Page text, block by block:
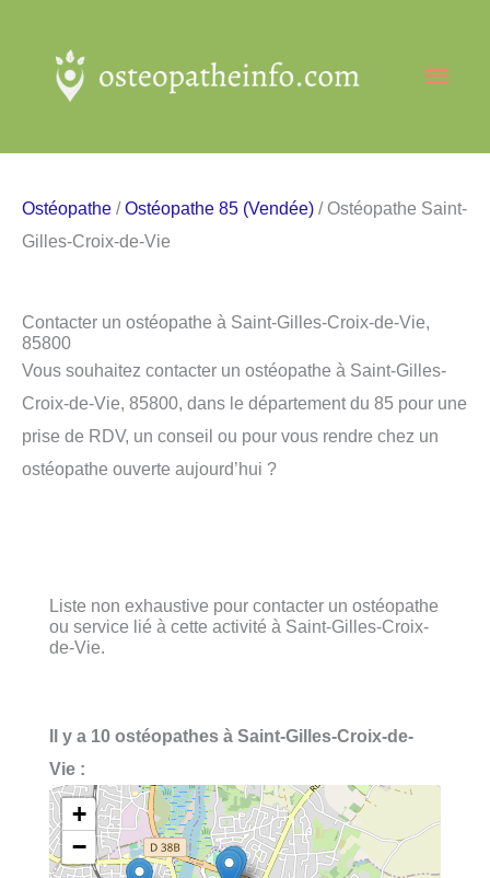
contenu
Ostéopathe /Ostéopathe 85 (Vendée) / Ostéopathe Saint-
Gilles-Croix-de-Vie
Contacter un ostéopathe à Saint-Gilles-Croix-de-Vie,
85800
Vous souhaitez contacter un ostéopathe à Saint-Gilles-
Croix-de-Vie, 85800, dans le département du 85 pour une
prise de RDV, un conseil ou pour vous rendre chez un
ostéopathe ouverte aujourd’hui ?
Liste non exhaustive pour contacter un ostéopathe
ou service lié à cette activité à Saint-Gilles-Croix-
de-Vie.
Il y a 10 ostéopathes à Saint-Gilles-Croix-de-
Vie :
+
−